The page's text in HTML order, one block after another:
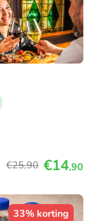
€25,90 €14,90
33% korting